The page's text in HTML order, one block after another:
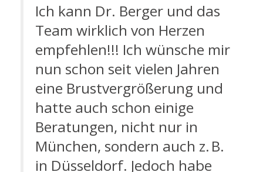
Ich kann Dr. Berger und das
Team wirklich von Herzen
empfehlen!!! Ich wünsche mir
nun schon seit vielen Jahren
eine Brustvergrößerung und
hatte auch schon einige
Beratungen, nicht nur in
München, sondern auch z. B.
in Düsseldorf. Jedoch habe